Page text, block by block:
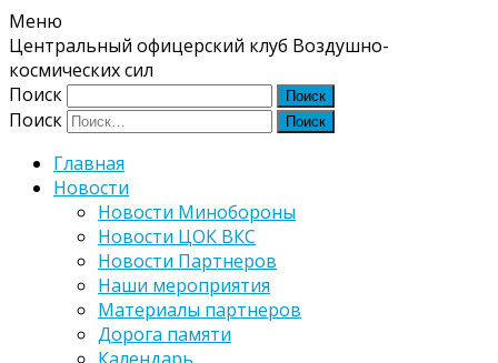
Меню
Центральный офицерский клуб Воздушно-
космических сил
Поиск
Поиск
Главная
Новости
Новости Минобороны
Новости ЦОК ВКС
Новости Партнеров
Наши мероприятия
Материалы партнеров
Дорога памяти